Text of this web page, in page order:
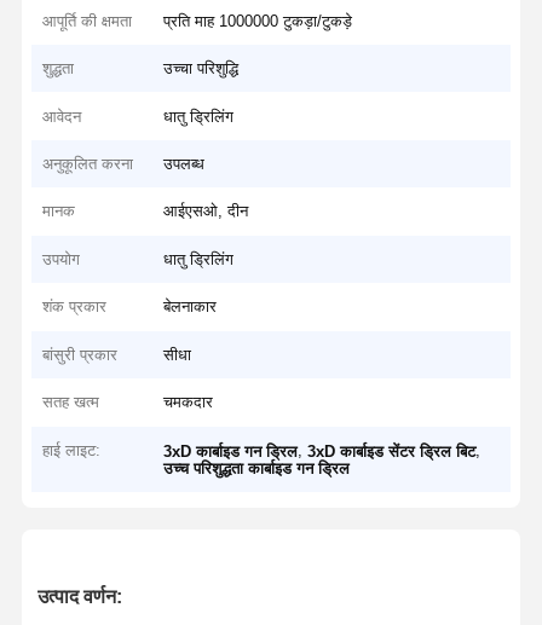
आपूर्ति की क्षमता प्रति माह 1000000 टुकड़ा/टुकड़े
शुद्धता उच्चा परिशुद्धि
आवेदन धातु ड्रिलिंग
अनुकूलित करना उपलब्ध
मानक आईएसओ, दीन
उपयोग धातु ड्रिलिंग
शंक प्रकार बेलनाकार
बांसुरी प्रकार सीधा
सतह खत्म चमकदार
हाई लाइट: 3xD कार्बाइड गन ड्रिल,3xD कार्बाइड सेंटर ड्रिल बिट,
उच्च परिशुद्धता कार्बाइड गन ड्रिल
उत्पाद वर्णन: